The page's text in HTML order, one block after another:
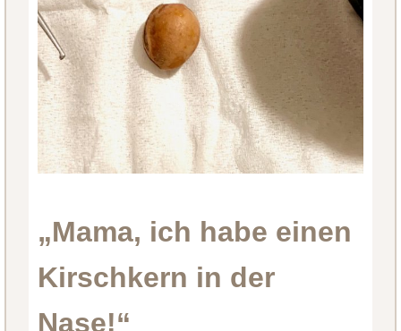
„Mama, ich habe einen
Kirschkern in der
Nase!“